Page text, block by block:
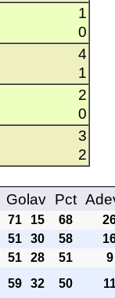
1
0
4
1
2
0
3
2
Golav Pct
71 15 68
51 30 58
51 28 51
9
59 32 50